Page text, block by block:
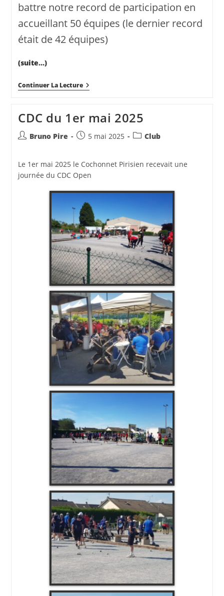
battre notre record de participation en
accueillant 50 équipes (le dernier record
était de 42 équipes)
(suite…)
Continuer La LectureDoublette
Formée
Mai
2025
CDC du 1er mai 2025
Auteur/autrice
publication :
Bruno Pire
Publication
5 mai 2025
PostClub
Le 1er mai 2025 le Cochonnet Pirisien recevait une
journée du CDC Open